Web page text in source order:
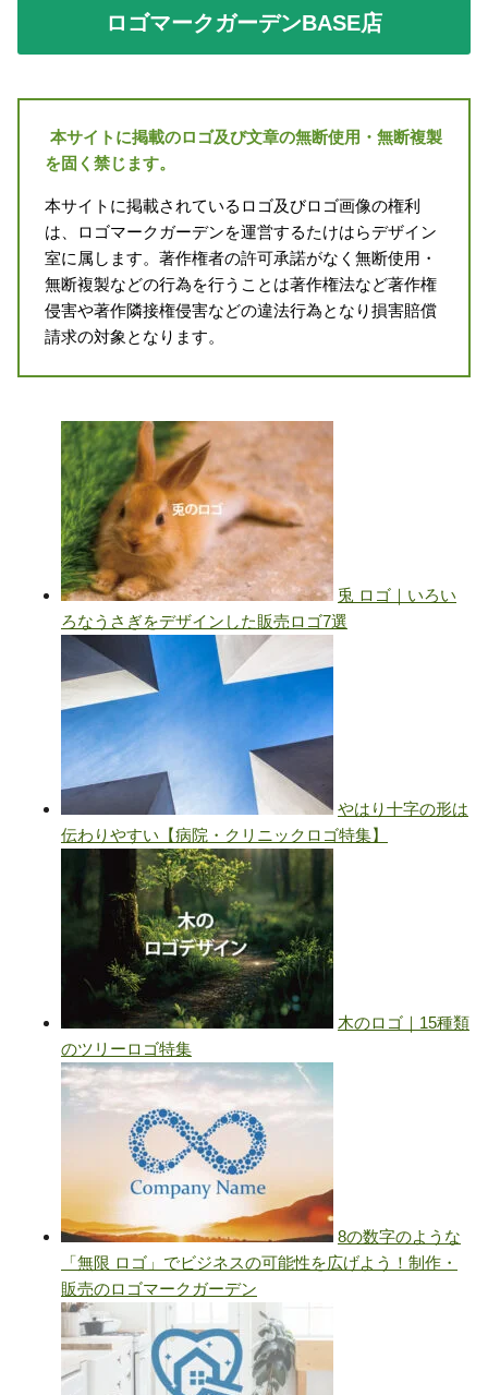
ロゴマークガーデンBASE店
本サイトに掲載のロゴ及び文章の無断使用・無断複製
を固く禁じます。
本サイトに掲載されているロゴ及びロゴ画像の権利
は、ロゴマークガーデンを運営するたけはらデザイン
室に属します。著作権者の許可承諾がなく無断使用・
無断複製などの行為を行うことは著作権法など著作権
侵害や著作隣接権侵害などの違法行為となり損害賠償
請求の対象となります。